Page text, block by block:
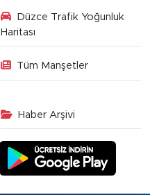
Düzce Trafik Yoğunluk
Haritası
Tüm Manşetler
Haber Arşivi